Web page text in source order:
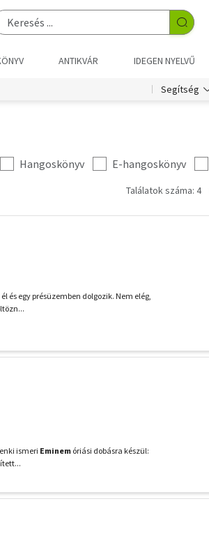
ANTIKVÁR IDEGEN NYELVŰ
Segítség
Hangoskönyv E-hangoskönyv
Találatok száma: 4
egy présüzemben dolgozik. Nem elég,
ismeri Eminem óriási dobásra készül: